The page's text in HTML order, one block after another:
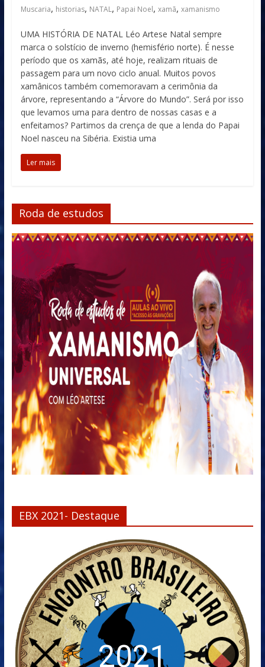
Muscaria, historias, NATAL, Papai Noel, xamã, xamanismo
UMA HISTÓRIA DE NATAL Léo Artese Natal sempre
marca o solstício de inverno (hemisfério norte). É nesse
período que os xamãs, até hoje, realizam rituais de
passagem para um novo ciclo anual. Muitos povos
xamânicos também comemoravam a cerimônia da
árvore, representando a “Árvore do Mundo”. Será por isso
que levamos uma para dentro de nossas casas e a
enfeitamos? Partimos da crença de que a lenda do Papai
Noel nasceu na Sibéria. Existia uma
Ler mais
Roda de estudos
EBX 2021- Destaque
2021